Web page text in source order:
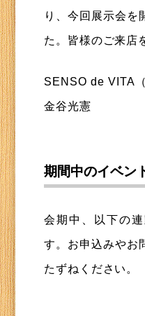
り、今回展示会を
た。皆様のご来店
SENSO de VITA
金谷光憲
期間中のイベン
会期中、以下の
す。お申込みやお
たずねください。